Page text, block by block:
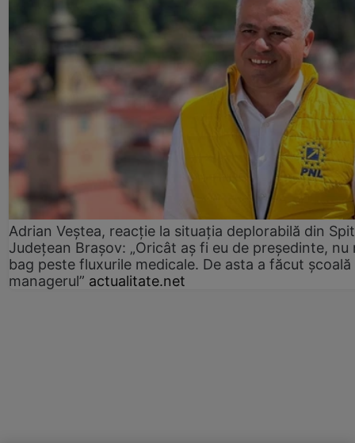
Adrian Veștea, reacție la situația deplorabilă din
Județean Brașov: „Oricât aș fi eu de președinte, nu
bag peste fluxurile medicale. De asta a făcut școală
managerul” actualitate.net